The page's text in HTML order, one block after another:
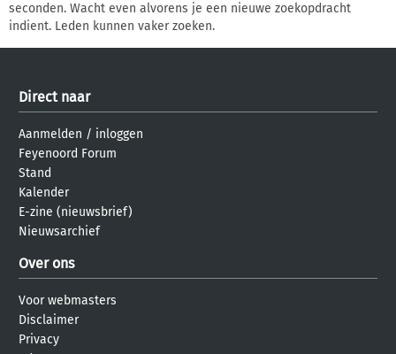
seconden. Wacht even alvorens je een nieuwe zoekopdracht
indient. Leden kunnen vaker zoeken.
Direct naar
Aanmelden / inloggen
Feyenoord Forum
Stand
Kalender
E-zine (nieuwsbrief)
Nieuwsarchief
Over ons
Voor webmasters
Disclaimer
Privacy